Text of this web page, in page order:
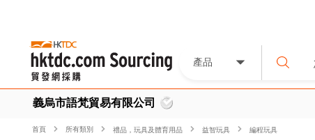
產品
義烏市語梵貿易有限公司
首頁 所有類別 禮品，玩具及體育用品 益智玩具 編程玩具